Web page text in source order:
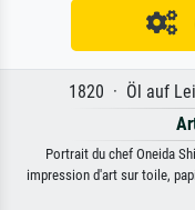
1820 · Öl auf
Portrait du chef Oneida
impression d'art sur toile,